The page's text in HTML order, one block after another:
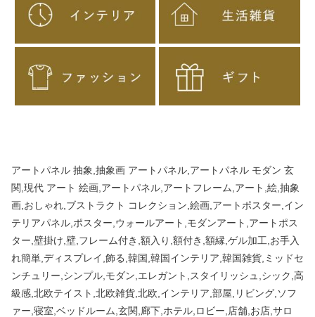
アートパネル 抽象,抽象画 アートパネル,アートパネル モダン 玄
関,現代 アート 絵画,アートパネル,アートフレーム,アート,絵,抽象
画,おしゃれ,ブストラクト コレクション,絵画,アートポスター,イン
テリアパネル,ポスター,ウォールアート,モダンアート,アートポス
ター,壁掛け,壁,フレーム付き,額入り,額付き,額縁,ゲル加工,お手入
れ簡単,ディスプレイ,飾る,韓国,韓国インテリア,韓国雑貨,ミッドセ
ンチュリー,シンプル,モダン,エレガント,スタイリッシュ,シック,高
級感,北欧テイスト,北欧雑貨,北欧,インテリア,部屋,リビング,ソフ
ァー,寝室,ベッドルーム,玄関,廊下,ホテル,ロビー,店舗,お店,サロ